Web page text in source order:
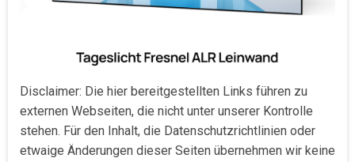
Disclaimer: Die hier bereitgestellten Links führen zu
externen Webseiten, die nicht unter unserer Kontrolle
stehen. Für den Inhalt, die Datenschutzrichtlinien oder
etwaige Änderungen dieser Seiten übernehmen wir keine